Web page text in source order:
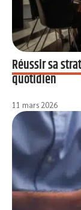
Réussir sa
quotidien
11 mars 2026